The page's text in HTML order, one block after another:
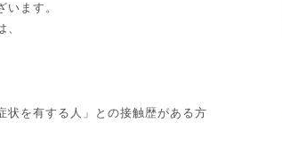
ます。
状を有する人」との接触歴がある方